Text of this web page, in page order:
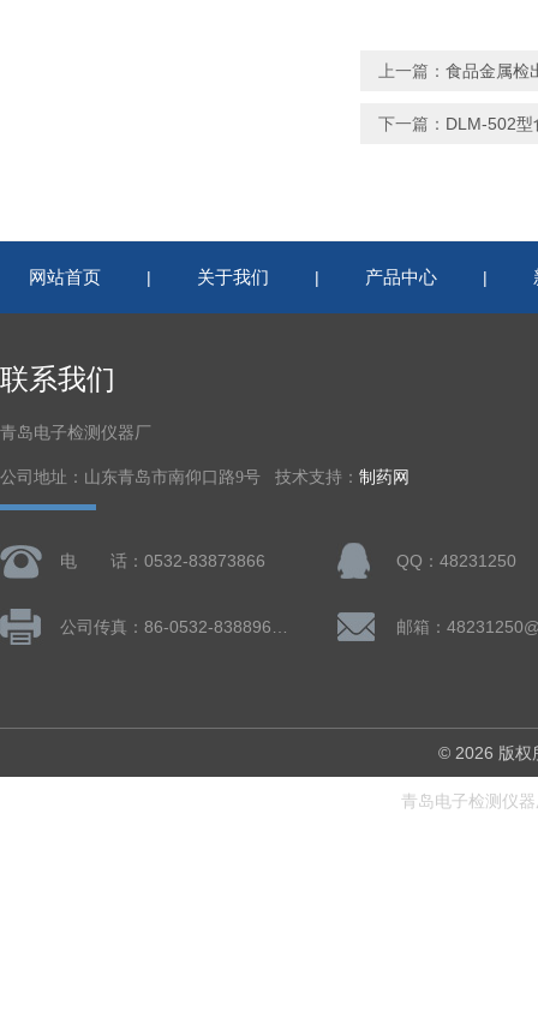
上一篇： 食品金属检
下一篇： DLM-502型
网站首页 | 关于我们 | 产品中心 |
联系我们
青岛电子检测仪器厂
公司地址：山东青岛市南仰口路9号 技术支持： 制药网
电 话：0532-83873866 QQ：48231250
邮箱：
© 2026 版
青岛电子检测仪